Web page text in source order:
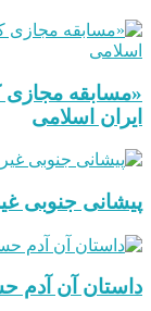
«مسابقه مجازی
ایران اسلامی
پیشانی جنوبی
داستان آن آدم